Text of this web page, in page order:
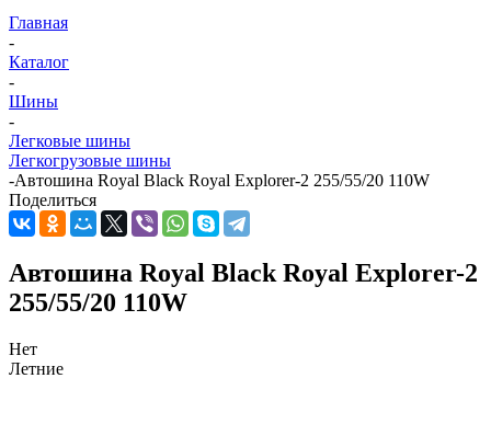
Главная
-
Каталог
-
Шины
-
Легковые шины
Легкогрузовые шины
-Автошина Royal Black Royal Explorer-2 255/55/20 110W
Поделиться
Автошина Royal Black Royal Explorer-2
255/55/20 110W
Нет
Летние